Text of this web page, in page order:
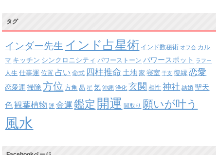
タグ
インダー先生 インド占星術 インド数秘術 オフ会 カル
マ キッチン シンクロニシティ パワーストーン パワースポット ラフー
人生 仕事運 位置 占い 命式 四柱推命 土地 家 寝室 干支 復縁 恋愛
恋愛運 掃除 方位 方角 易 星 気 沖縄 浄化 玄関 相性 神社 結婚 聖天
色 観葉植物 運 金運 鑑定 開運 間取り 願いが叶う
風水